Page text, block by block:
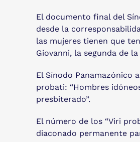
El documento final del
desde la
las mujeres tienen que
Giovanni, la segunda de
El Sínodo Panamazónico
probati: “Hombres
presbiterado”.
El número de los “Viri
diaconado permanente